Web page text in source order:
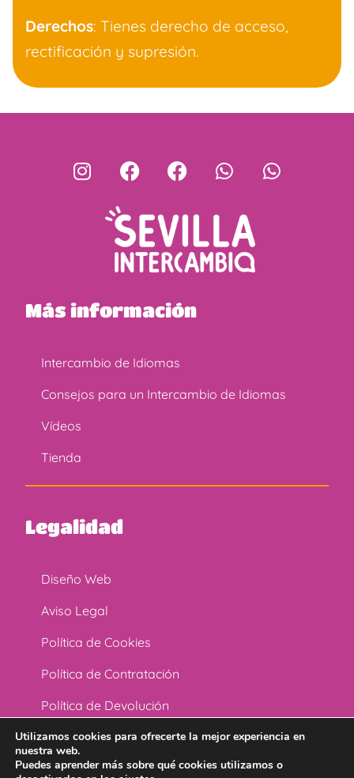
Derechos: Tienes derecho de acceso,
rectificación y supresión.
Más información
Intercambio de Idiomas
Consejos para un Intercambio de Idiomas
Vídeos
Tienda
Legalidad
Diseño Web
Aviso Legal
Política de Cookies
Política de Contratación
Política de Devolución
Política de Privacidad
Términos y Condiciones
Utilizamos cookies para ofrecerte la mejor experiencia en
nuestra web.
Puedes aprender más sobre qué cookies utilizamos o